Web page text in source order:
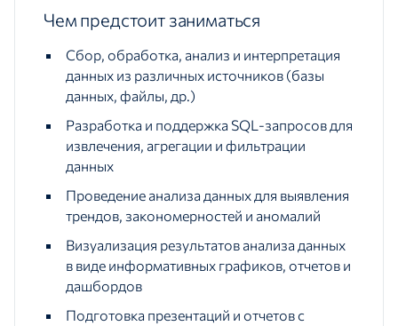
Чем предстоит заниматься
Сбор, обработка, анализ и интерпретация
данных из различных источников (базы
данных, файлы, др.)
Разработка и поддержка SQL-запросов для
извлечения, агрегации и фильтрации
данных
Проведение анализа данных для выявления
трендов, закономерностей и аномалий
Визуализация результатов анализа данных
в виде информативных графиков, отчетов и
дашбордов
Подготовка презентаций и отчетов с